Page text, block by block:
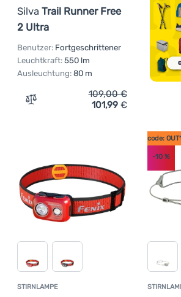
Silva Trail Runner Free
2 Ultra
Benutzer: Fortgeschrittener
Leuchtkraft: 550 lm
Ausleuchtung: 80 m
Zum Vergleich 'Stirnlampe Silva
109,00€
101,99 €
STIRNLAMPE Kundenbewertung
code:
-10%